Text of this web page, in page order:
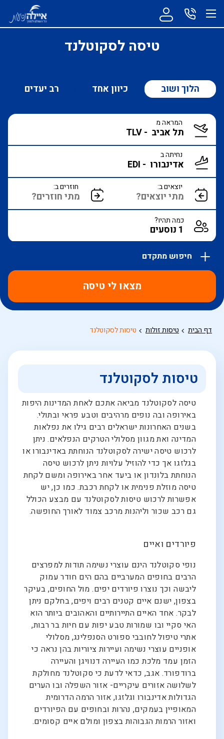
טיסה לסקוטלנד
הלוך ושוב כיוון אחד רב יעדים
המראה מ
נחיתה ב
יוצאים ב: חוזרים ב:
כמה תהיו?
מצאו לי טיסה
אפשרויות
מוצגות
הכפתור
דף הבית טיסות זולות טיסות לסקוטלנד
טיסות לסקוטלנד
טיסה לסקוטלנד מביאה אתכם לאחת המדינות היפות
באירופה ובה נופים מרהיבים וטבע פראי ובתולי.
בשנים האחרונות ישראלים רבים גילו את נפלאות
המדינה ואת מגוון מסלולי הטרקים הנפלאים. ניתן
לרכוש טיסה ישירה לסקוטלנד הנוחתת באדינבורו או
בגלזגו אך כדי להוזיל עלויות ניתן לרכוש טיסה
הנוחתת בלונדון או ביעד אחר באירופה ומשם לקחת
טיסה מוזלת פנימית או לקחת רכבת. כמו כן, יש
אפשרות לרכוש טיסות לסקוטלנד עם מבצע הכולל
גם רכב שכור וליהנות מרכב צמוד לאורך החופשה.
פיורדים ואיים
נופי סקוטלנד הינם עוצרי נשימה תודות למפרצים
הרבים בחופים המערביים בהם הים חודר עמוק
ליבשה וכך נוצרו פיורדים יפים. מול החופים, בעיקר
בצפון, ישנם איים קטנים רבים ויפים, בחלקם ניתן
לבקר. אחד האיים התיירותיים והאהובים ביותר הוא
האי סקיי ובו שמורות טבע יפות עם חיות בר רבות,
אתרי טיפול לחובבי ספורט הסנפלינג, מסלולי
אופניים עוצרי נשימה ועיירות ציוריות בהן נראה כי
הזמן עמד מלכת כמו העיירה דנוויגן והעיירה
ברודפורד. אגב, כדאי לדעת כי סקוטלנד מחולקת
לשלושה אזורים עיקריים- אזור השפלה ובו הערים
הגדולות אדינבורו וגלזגו, אזור הרמה הדרומית
המאופיין בעמקים, נהרות ובחופים עם הפיורדים
ואזור הרמות הגבוהות בצפון ומולם איים קסומים.